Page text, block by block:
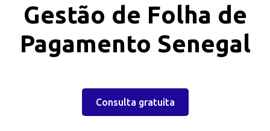
Gestão de Folha de
Pagamento Senegal
Consulta gratuita